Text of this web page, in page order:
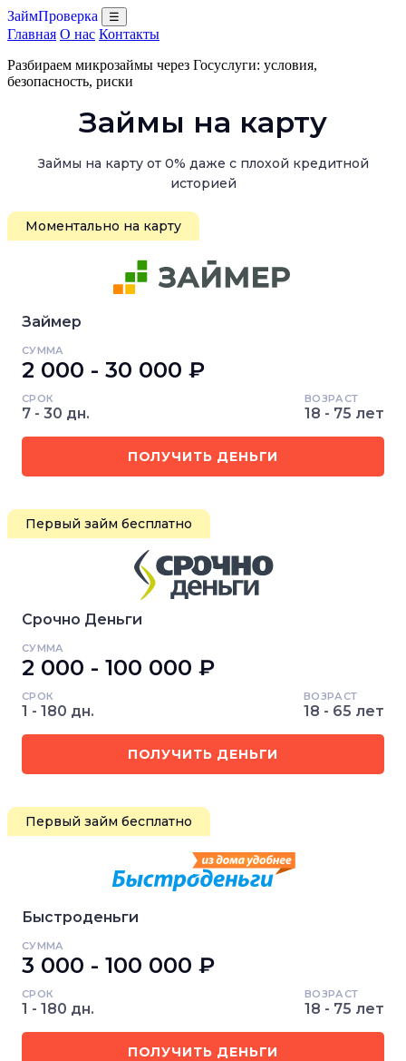
ЗаймПроверка ☰
Главная О нас Контакты
Разбираем микрозаймы через Госуслуги: условия,
безопасность, риски
Займы на карту
Займы на карту от 0% даже с плохой кредитной
историей
Моментально на карту
Займер
СУММА
2 000 - 30 000 ₽
СРОК
7 - 30 дн.
ВОЗРАСТ
18 - 75 лет
ПОЛУЧИТЬ ДЕНЬГИ
Первый займ бесплатно
Срочно Деньги
СУММА
2 000 - 100 000 ₽
СРОК
1 - 180 дн.
ВОЗРАСТ
18 - 65 лет
ПОЛУЧИТЬ ДЕНЬГИ
Первый займ бесплатно
Быстроденьги
СУММА
3 000 - 100 000 ₽
СРОК
1 - 180 дн.
ВОЗРАСТ
18 - 75 лет
ПОЛУЧИТЬ ДЕНЬГИ